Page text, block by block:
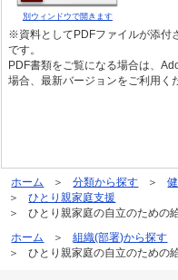
別ウィンドウで開きます
※資料としてPDFファイルが添付
です。
PDF書類をご覧になる場合は、
場合、最新バージョンをご利用く
ホーム 分類から探す
ひとり親家庭支援
ひとり親家庭の自立のための
ホーム
組織(部署)から探す
ひとり親家庭の自立のための